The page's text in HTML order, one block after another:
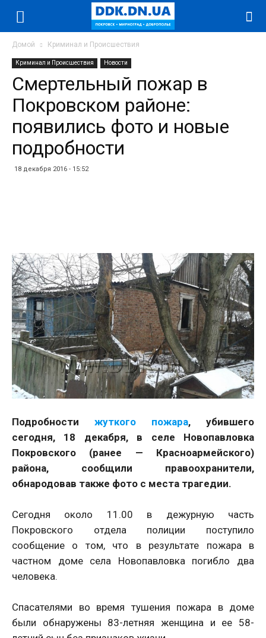
Домой Криминал и Происшествия
Криминал и Происшествия Новости
Смертельный пожар в
Покровском районе:
появились фото и новые
подробности
18 декабря 2016 - 15:52
Подробности жуткого пожара, убившего
сегодня, 18 декабря, в селе Новопавловка
Покровского (ранее — Красноармейского)
района, сообщили правоохранители,
обнародовав также фото с места трагедии.
Сегодня около 11.00 в дежурную часть
Покровского отдела полиции поступило
сообщение о том, что в результате пожара в
частном доме села Новопавловка погибло два
человека.
Спасателями во время тушения пожара в доме
были обнаружены 83-летняя женщина и ее 58-